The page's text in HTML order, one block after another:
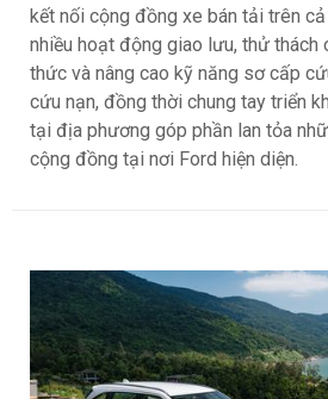
kết nối cộng đồng xe bán tải trên
nhiều hoạt động giao lưu, thử thách
thức và nâng cao kỹ năng sơ cấp
cứu nạn, đồng thời chung tay triển
tại địa phương góp phần lan tỏa
cộng đồng tại nơi Ford hiện diện.